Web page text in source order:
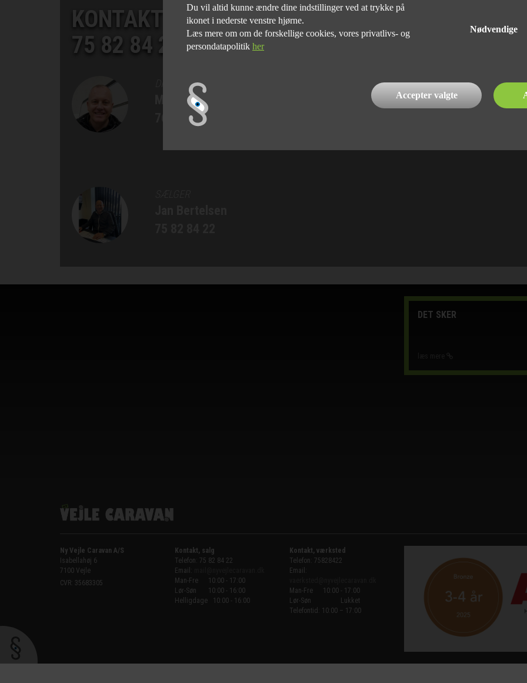
KONTAKT SALGSAFDELINGEN
75 82 84 22
DIREKTØR
Morten Bøgelund
76 90 75 77
INDEHAVER
Kim Præst Nielsen
DET SKER
Ny Vejle Caravan A/S
Isabellahøj 6
7100 Vejle
CVR: 35683305
Kontakt, salg
Telefon: 75 82 84 22
Email:
Man-Fre
10:00 - 17:00
Lør-Søn
10:00 - 16:00
Helligdage   10:00 - 16:00
Kontakt, værksted
Telefon: 75828422
Email:
Man-Fre
10:00 - 17:00
Lør-Søn
Lukket
Telefontid: 10:00 – 17:00
Du vil altid kunne ændre dine indstillinger ved at trykke på
ikonet i nederste venstre hjørne.
Læs mere om om de forskellige cookies, vores privatlivs- og
persondatapolitik her
Nødvendige
Accepter valgte